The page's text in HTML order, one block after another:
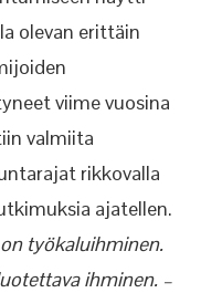
olevan erittäin
viime vuosina
valmiita
rikkovalla
ajatellen.
työkaluihminen.
ihminen. –